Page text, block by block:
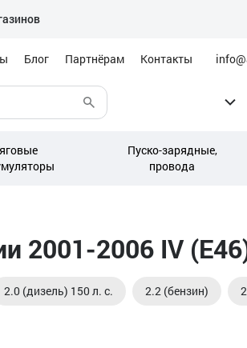
Блог Партнёрам Контакты
Пуско-зарядные,
провода
2001-2006 IV
2.0 (дизель) 150 л. с. 2.2 (бензин)